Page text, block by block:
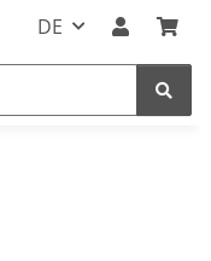
DE